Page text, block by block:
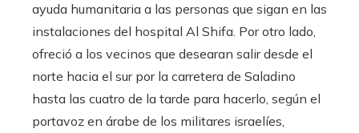
ayuda humanitaria a las personas que sigan en las
instalaciones del hospital Al Shifa. Por otro lado,
ofreció a los vecinos que desearan salir desde el
norte hacia el sur por la carretera de Saladino
hasta las cuatro de la tarde para hacerlo, según el
portavoz en árabe de los militares israelíes,